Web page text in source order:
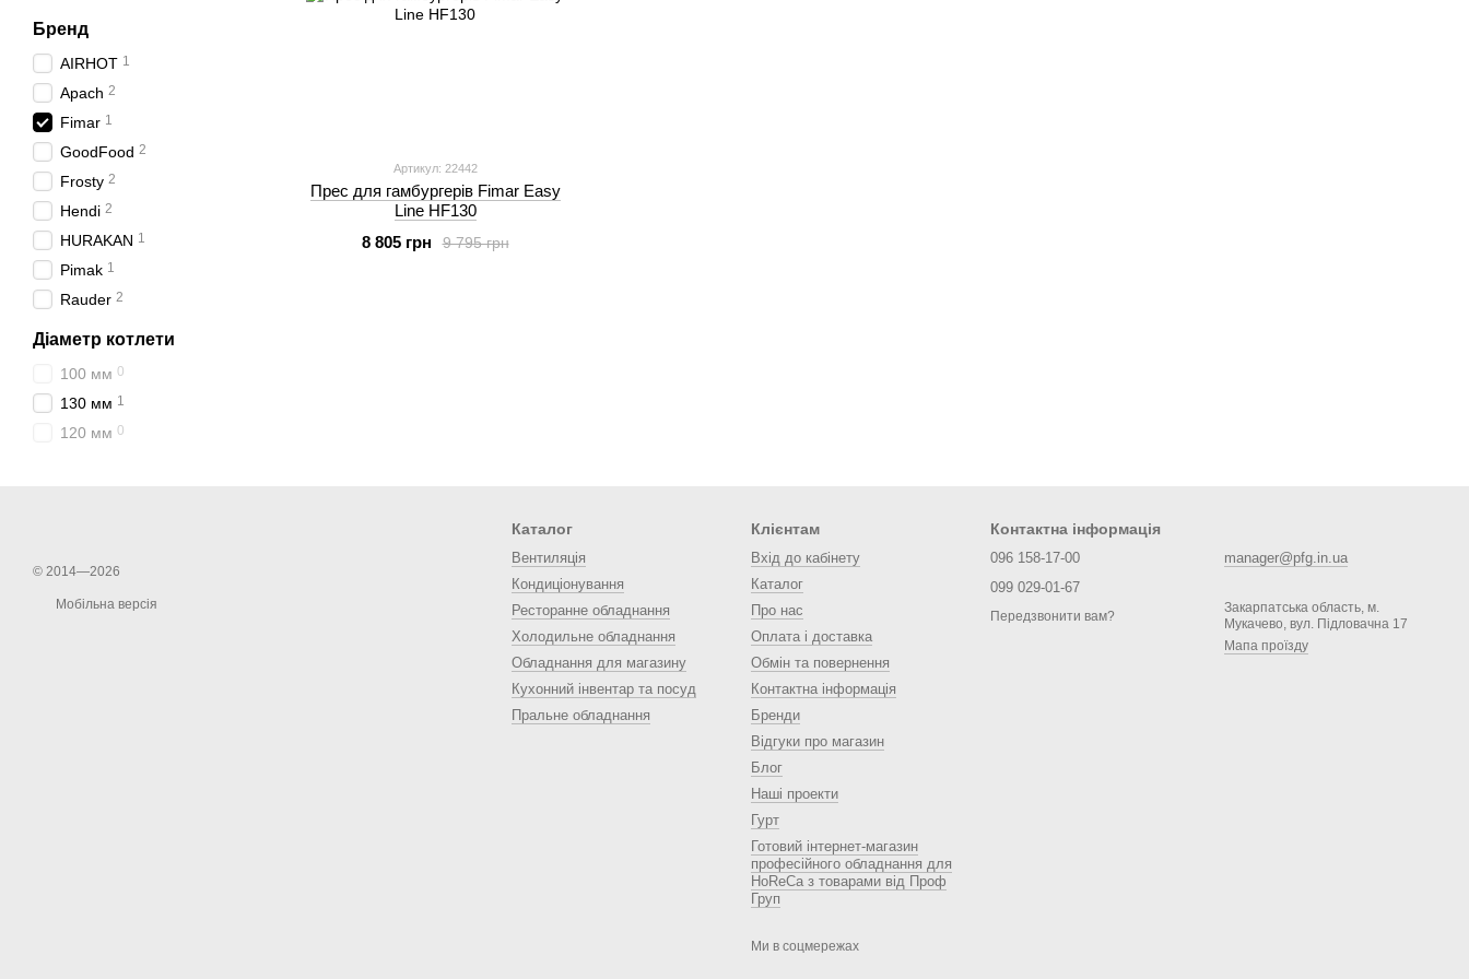
Артикул: 22442
Прес для гамбургерів Fimar Easy
Line HF130
9 795 грн
8 805 грн
Бренд
AIRHOT 1
Apach 2
Fimar 1
GoodFood 2
Frosty 2
Hendi 2
HURAKAN 1
Pimak 1
Rauder 2
Діаметр котлети
100 мм 0
130 мм 1
120 мм 0
© 2014—2026
Мобільна версія
Каталог
Вентиляція
Кондиціонування
Ресторанне обладнання
Холодильне обладнання
Обладнання для магазину
Кухонний інвентар та посуд
Пральне обладнання
Клієнтам
Вхід до кабінету
Каталог
Про нас
Оплата і доставка
Обмін та повернення
Контактна інформація
Бренди
Відгуки про магазин
Блог
Наші проекти
Гурт
Готовий інтернет-магазин
професійного обладнання для
HoReCa з товарами від Проф
Груп
Ми в соцмережах
Контактна інформація
096 158-17-00
099 029-01-67
Передзвонити вам?
manager@pfg.in.ua
Закарпатська область, м.
Мукачево, вул. Підловачна 17
Мапа проїзду